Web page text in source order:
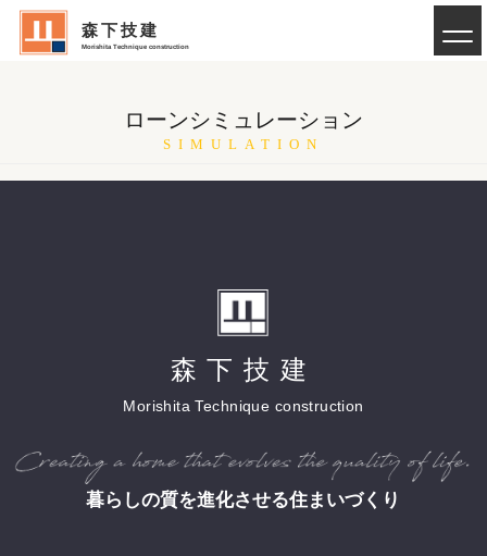
森下技建
Morishita Technique construction
ローンシミュレーション
SIMULATION
森下技建
Morishita Technique construction
暮らしの質を進化させる住まいづくり